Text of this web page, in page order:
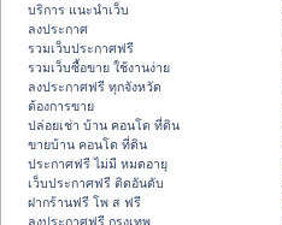
บริการ แนะนำเว็บ
ลงประกาศ
รวมเว็บประกาศฟรี
รวมเว็บซื้อขาย ใช้งานง่าย
ลงประกาศฟรี ทุกจังหวัด
ต้องการขาย
ปล่อยเช่า บ้าน คอนโด ที่ดิน
ขายบ้าน คอนโด ที่ดิน
ประกาศฟรี ไม่มี หมดอายุ
เว็บประกาศฟรี ติดอันดับ
ฝากร้านฟรี โพ ส ฟรี
ลงประกาศฟรี กรุงเทพ